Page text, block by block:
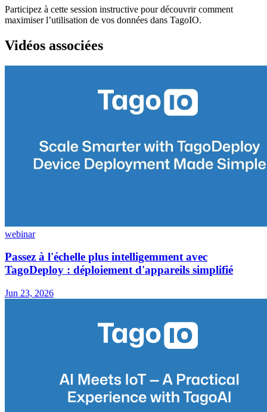
Participez à cette session instructive pour découvrir comment
maximiser l’utilisation de vos données dans TagoIO.
Vidéos associées
webinar
Passez à l'échelle plus intelligemment avec
TagoDeploy : déploiement d'appareils simplifié
Jun 23, 2026